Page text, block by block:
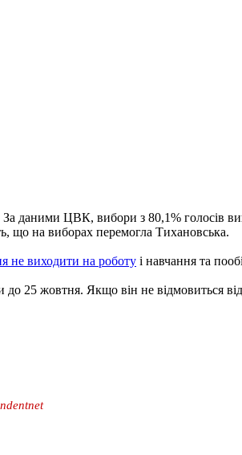
даними ЦВК, вибори з 80,1% голосів
що на виборах перемогла Тихановська.
не виходити на роботу і навчання та
25 жовтня. Якщо він не відмовиться